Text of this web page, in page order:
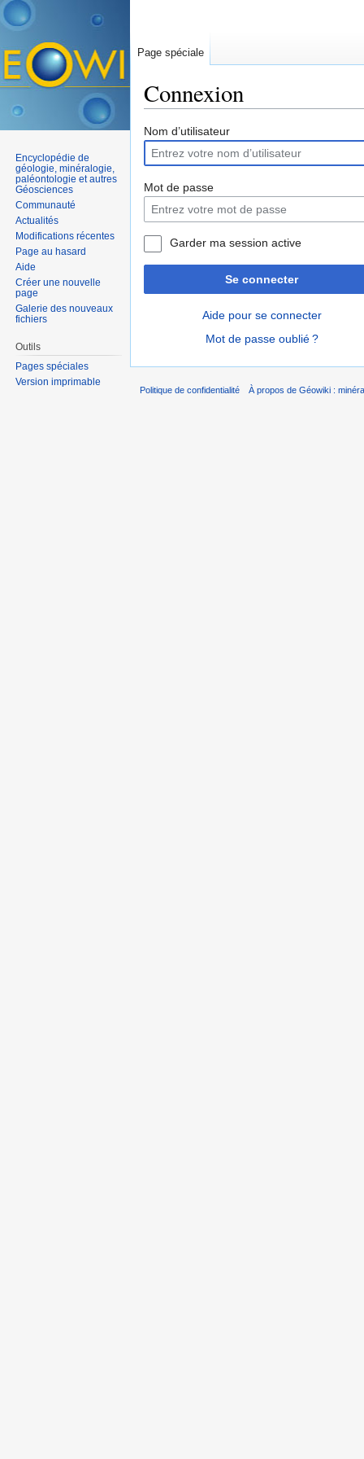
Connexion
Nom d’utilisateur
Mot de passe
Garder ma session active
Se connecter
Aide pour se connecter
Mot de passe oublié ?
Page spéciale
Encyclopédie de
géologie, minéralogie,
paléontologie et autres
Géosciences
Communauté
Actualités
Modifications récentes
Page au hasard
Aide
Créer une nouvelle
page
Galerie des nouveaux
fichiers
Outils
Pages spéciales
Version imprimable
Politique de confidentialité À propos de Géowiki :